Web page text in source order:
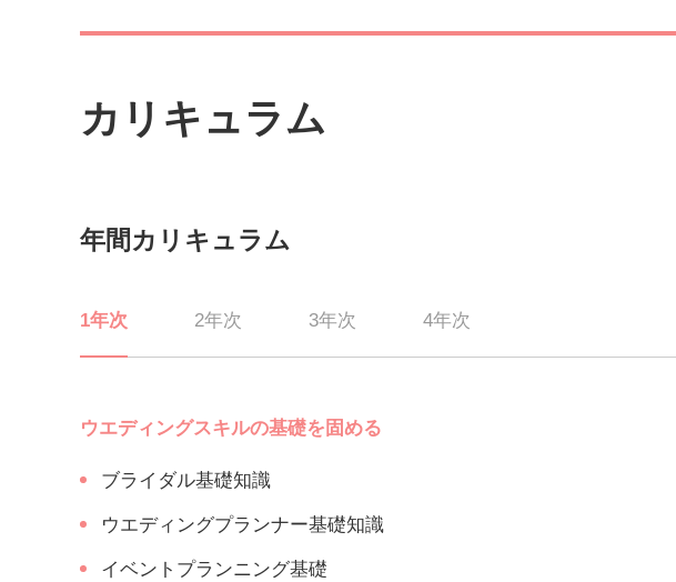
カリキュラム
年間カリキュラム
1年次 2年次 3年次 4年次
ウエディングスキルの基礎を固める
ブライダル基礎知識
ウエディングプランナー基礎知識
イベントプランニング基礎